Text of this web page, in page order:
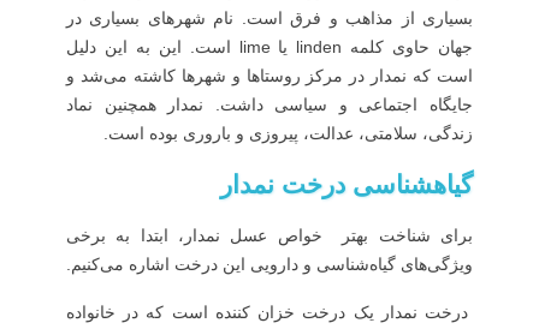
بسیاری از مذاهب و فرق است. نام شهرهای بسیاری در
جهان حاوی کلمه linden یا lime است. این به این دلیل
است که نمدار در مرکز روستاها و شهرها کاشته می‌شد و
جایگاه اجتماعی و سیاسی داشت. نمدار همچنین نماد
زندگی، سلامتی، عدالت، پیروزی و باروری بوده است.
گیاهشناسی درخت نمدار
برای شناخت بهتر خواص عسل نمدار، ابتدا به برخی
ویژگی‌‌های گیاه‌شناسی و دارویی این درخت اشاره می‌کنیم.
درخت نمدار یک درخت خزان کننده است که در خانواده